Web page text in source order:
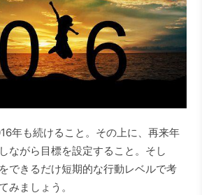
年も続けること。その上に、再来年
ながら目標を設定すること。そし
できるだけ短期的な行動レベルで考
みましょう。